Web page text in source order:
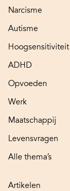
Narcisme
Autisme
Hoogsensitiviteit
ADHD
Opvoeden
Werk
Maatschappij
Levensvragen
Alle thema’s
Artikelen